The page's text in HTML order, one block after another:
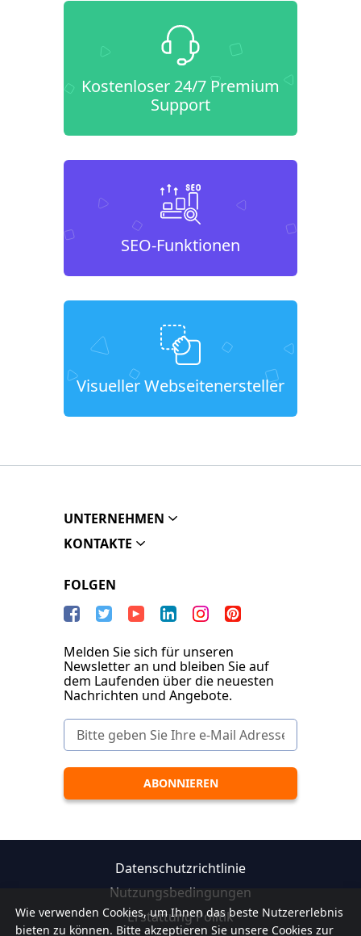
Kostenloser 24/7 Premium
Support
SEO-Funktionen
Visueller Webseitenersteller
Wie verwenden Cookies, um Ihnen das beste Nutzererlebnis
bieten zu können. Bitte akzeptieren Sie unsere Cookies zur
UNTERNEHMEN
KONTAKTE
FOLGEN
Melden Sie sich für unseren
Newsletter an und bleiben Sie auf
dem Laufenden über die neuesten
Nachrichten und Angebote.
Datenschutzrichtlinie
Nutzungsbedingungen
Erstattung Politik